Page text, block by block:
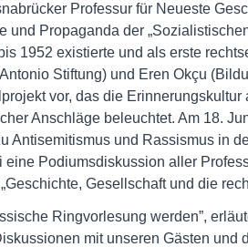
Professur für Neueste
und Propaganda der
1952 existierte und als erste
Stiftung) und Eren Okçu
vor, das die Erinnerungskultur
Anschläge beleuchtet. Am 18.
Antisemitismus und Rassismus in
eine Podiumsdiskussion aller
Gesellschaft und die
Ringvorlesung werden”,
mit unseren Gästen und